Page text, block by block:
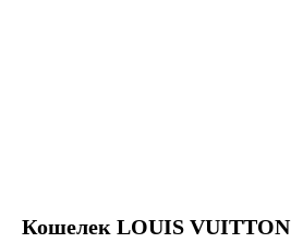
Кошелек LOUIS VUITTON